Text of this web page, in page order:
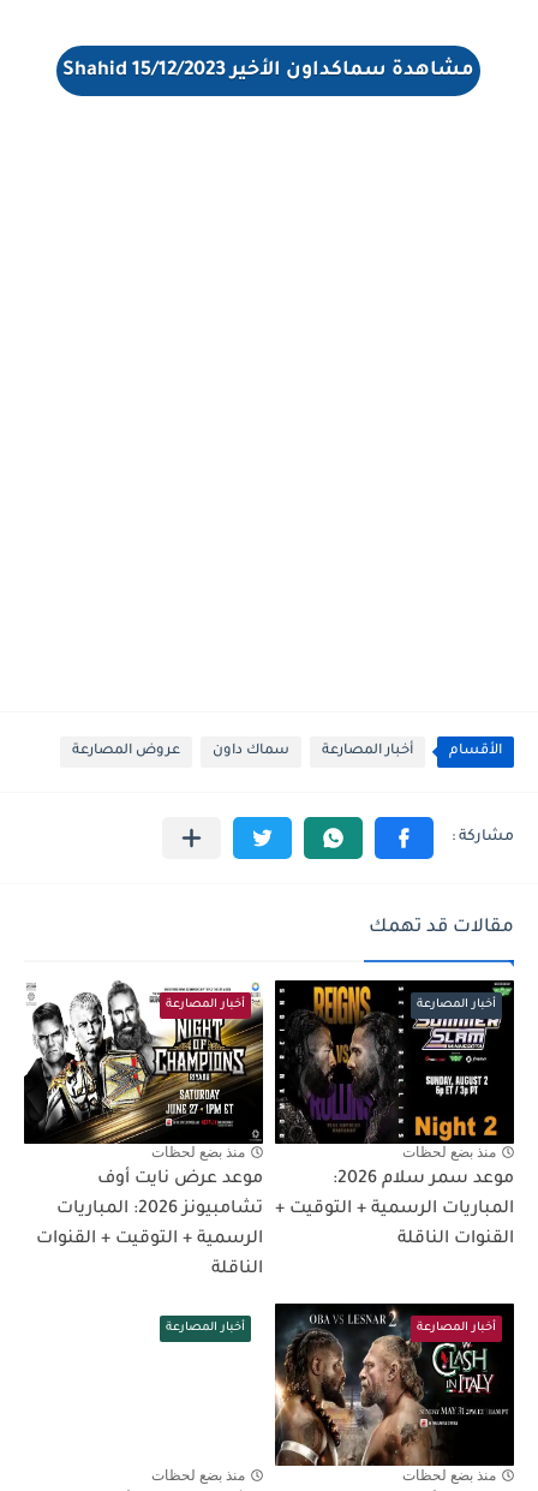
مشاهدة سماكداون الأخير 15/12/2023 Shahid
الأقسام أخبار المصارعة سماك داون عروض المصارعة
مقالات قد تهمك
أخبار المصارعة
منذ بضع لحظات
موعد سمر سلام 2026:
المباريات الرسمية + التوقيت +
القنوات الناقلة
أخبار المصارعة
منذ بضع لحظات
موعد عرض نايت أوف
تشامبيونز 2026: المباريات
الرسمية + التوقيت + القنوات
الناقلة
أخبار المصارعة
منذ بضع لحظات
أخبار المصارعة
منذ بضع لحظات